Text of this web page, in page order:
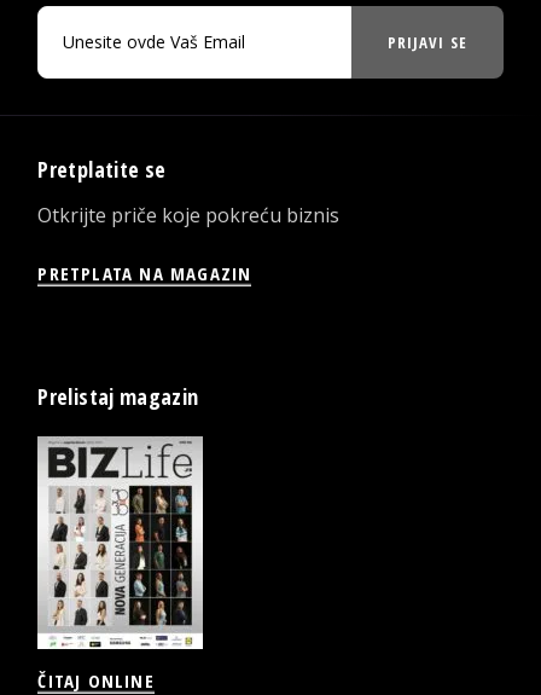
PRIJAVI SE
Pretplatite se
Otkrijte priče koje pokreću biznis
PRETPLATA NA MAGAZIN
Prelistaj magazin
ČITAJ ONLINE